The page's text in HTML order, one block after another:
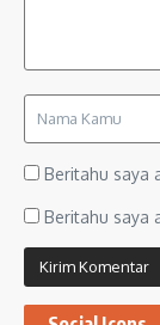
Beritahu saya
Beritahu saya